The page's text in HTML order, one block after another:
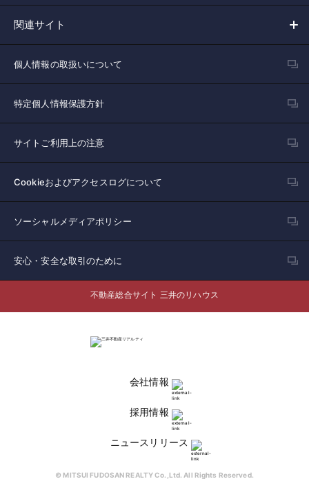
関連サイト
個人情報の取扱いについて
特定個人情報保護方針
サイトご利用上の注意
Cookieおよびアクセスログについて
ソーシャルメディアポリシー
安心・安全な取引のために
不動産総合サイト 三井のリハウス
会社情報
採用情報
ニュースリリース
© MITSUI FUDOSAN REALTY Co.,Ltd. All Rights Reserved.